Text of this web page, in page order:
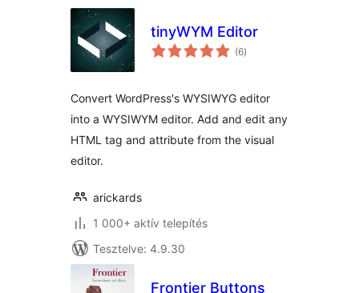
tinyWYM Editor
(6értékelés
összesen
)
Convert WordPress's WYSIWYG editor
into a WYSIWYM editor. Add and edit any
HTML tag and attribute from the visual
editor.
arickards
1 000+ aktív telepítés
Tesztelve: 4.9.30
Frontier Buttons